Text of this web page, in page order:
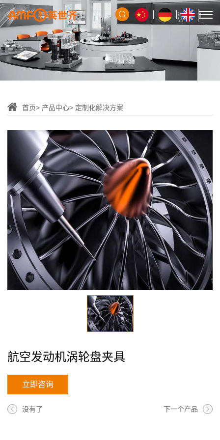
首页 产品中心 定制化解决方案
航空发动机涡轮盘夹具
立即咨询
没有了 下一个产品